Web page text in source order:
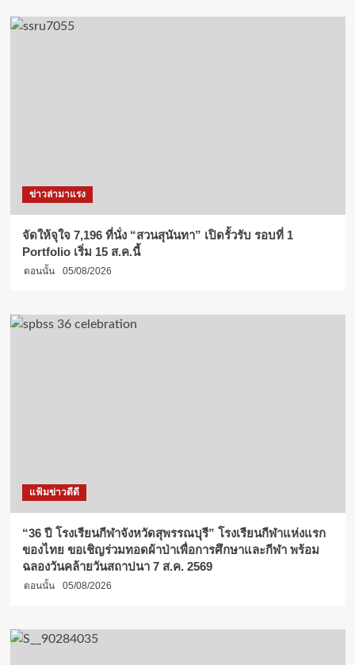
ข่าวล่ามาแรง
จัดให้จุใจ 7,196 ที่นั่ง “สวนสุนันทา” เปิดรั้วรับ รอบที่ 1
Portfolio เริ่ม 15 ส.ค.นี้
ตอนนั้น 05/08/2026
แฟ้มข่าวดีดี
“36 ปี โรงเรียนกีฬาจังหวัดสุพรรณบุรี” โรงเรียนกีฬาแห่งแรก
ของไทย ขอเชิญร่วมทอดผ้าป่าเพื่อการศึกษาและกีฬา พร้อม
ฉลองวันคล้ายวันสถาปนา 7 ส.ค. 2569
ตอนนั้น 05/08/2026